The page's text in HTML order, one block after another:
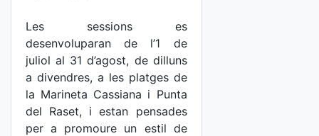
Les sessions es
desenvoluparan de l’1 de
juliol al 31 d’agost, de dilluns
a divendres, a les platges de
la Marineta Cassiana i Punta
del Raset, i estan pensades
per a promoure un estil de